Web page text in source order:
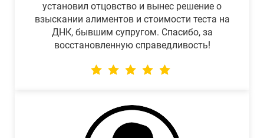
установил отцовство и вынес решение о
взыскании алиментов и стоимости теста на
ДНК, бывшим супругом. Спасибо, за
восстановленную справедливость!